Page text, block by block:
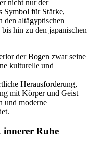
nicht nur der
Symbol für Stärke,
den altägyptischen
hin zu den japanischen
der Bogen zwar seine
kulturelle und
Herausforderung,
mit Körper und Geist –
und moderne
innerer Ruhe